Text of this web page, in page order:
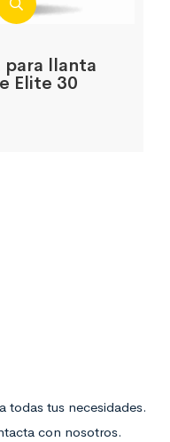
para llanta
Elite 30
todas tus necesidades.
con nosotros.